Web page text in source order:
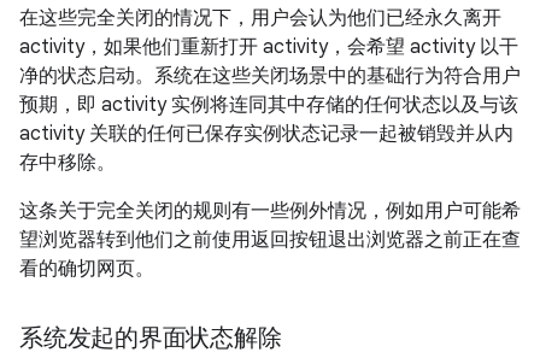
在这些完全关闭的情况下，用户会认为他们已经永久离开
activity，如果他们重新打开 activity，会希望 activity 以干
净的状态启动。系统在这些关闭场景中的基础行为符合用户
预期，即 activity 实例将连同其中存储的任何状态以及与该
activity 关联的任何已保存实例状态记录一起被销毁并从内
存中移除。
这条关于完全关闭的规则有一些例外情况，例如用户可能希
望浏览器转到他们之前使用返回按钮退出浏览器之前正在查
看的确切网页。
系统发起的界面状态解除